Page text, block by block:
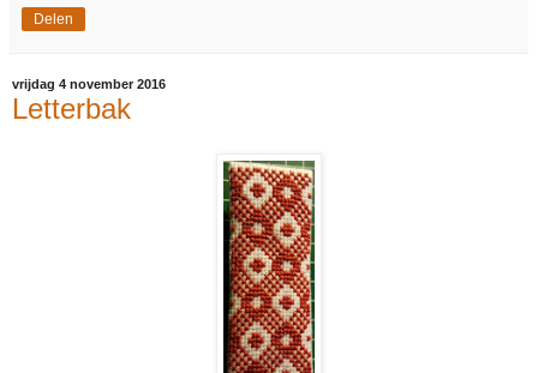
Delen
vrijdag 4 november 2016
Letterbak